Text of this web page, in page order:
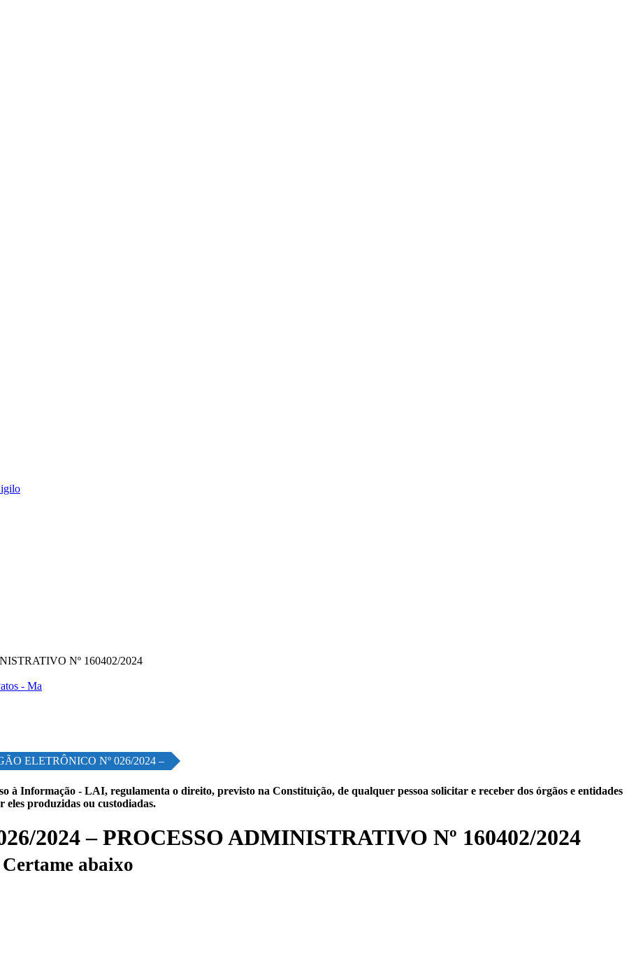
Nº 160402/2024
ELETRÔNICO Nº 026/2024 –
à Informação - LAI, regulamenta o direito, previsto na Constituição, de qualquer pessoa solicitar e receber dos órgãos e entidades
eles produzidas ou custodiadas.
2024 – PROCESSO ADMINISTRATIVO Nº 160402/2024
abaixo